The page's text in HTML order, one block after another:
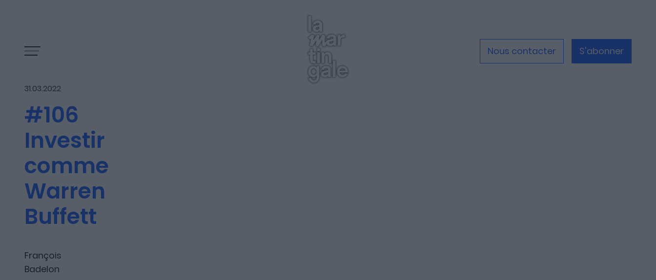
Nous contacter S'abonner
Les épisodes
Nous contacter
31.03.2022
#106
Investir
comme
Warren
Buffett
François
Badelon